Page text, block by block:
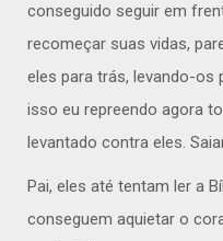
conseguido seguir em
recomeçar suas vidas,
eles para trás, levando-os
isso eu repreendo agora
levantado contra eles.
Pai, eles até tentam ler a
conseguem aquietar o